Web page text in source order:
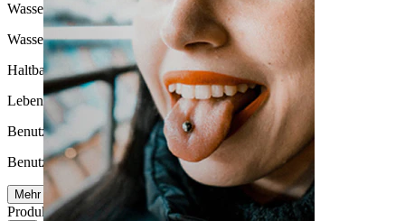
Wasserbeständigkeit
Wasserfest
Haltbarkeit
Lebenslange Haltbarkeit
Benutzerfreundlichkeit
Benutzerfreundlich
Mehr lesen
Produktdetails